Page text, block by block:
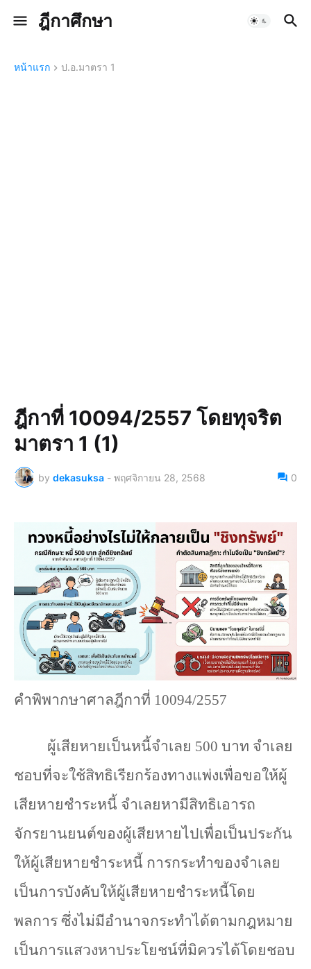
ฎีกาศึกษา
หน้าแรก ป.อ.มาตรา 1
ฎีกาที่ 10094/2557 โดยทุจริต
มาตรา 1 (1)
by dekasuksa - พฤศจิกายน 28, 2568 0
คำพิพากษาศาลฎีกาที่ 10094/2557
ผู้เสียหายเป็นหนี้จำเลย 500 บาท จำเลย
ชอบที่จะใช้สิทธิเรียกร้องทางแพ่งเพื่อขอให้ผู้
เสียหายชำระหนี้ จำเลยหามีสิทธิเอารถ
จักรยานยนต์ของผู้เสียหายไปเพื่อเป็นประกัน
ให้ผู้เสียหายชำระหนี้ การกระทำของจำเลย
เป็นการบังคับให้ผู้เสียหายชำระหนี้โดย
พลการ ซึ่งไม่มีอำนาจกระทำได้ตามกฎหมาย
เป็นการแสวงหาประโยชน์ที่มิควรได้โดยชอบ